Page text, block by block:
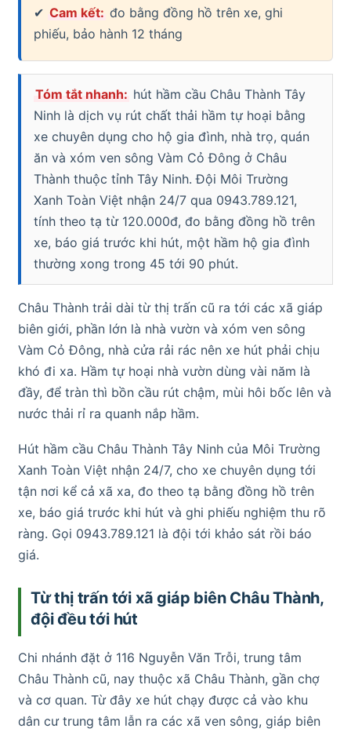
✔ Cam kết: đo bằng đồng hồ trên xe, ghi
phiếu, bảo hành 12 tháng
Tóm tắt nhanh: hút hầm cầu Châu Thành Tây
Ninh là dịch vụ rút chất thải hầm tự hoại bằng
xe chuyên dụng cho hộ gia đình, nhà trọ, quán
ăn và xóm ven sông Vàm Cỏ Đông ở Châu
Thành thuộc tỉnh Tây Ninh. Đội Môi Trường
Xanh Toàn Việt nhận 24/7 qua 0943.789.121,
tính theo tạ từ 120.000đ, đo bằng đồng hồ trên
xe, báo giá trước khi hút, một hầm hộ gia đình
thường xong trong 45 tới 90 phút.
Châu Thành trải dài từ thị trấn cũ ra tới các xã giáp
biên giới, phần lớn là nhà vườn và xóm ven sông
Vàm Cỏ Đông, nhà cửa rải rác nên xe hút phải chịu
khó đi xa. Hầm tự hoại nhà vườn dùng vài năm là
đầy, để tràn thì bồn cầu rút chậm, mùi hôi bốc lên và
nước thải rỉ ra quanh nắp hầm.
Hút hầm cầu Châu Thành Tây Ninh của Môi Trường
Xanh Toàn Việt nhận 24/7, cho xe chuyên dụng tới
tận nơi kể cả xã xa, đo theo tạ bằng đồng hồ trên
xe, báo giá trước khi hút và ghi phiếu nghiệm thu rõ
ràng. Gọi 0943.789.121 là đội tới khảo sát rồi báo
giá.
Từ thị trấn tới xã giáp biên Châu Thành,
đội đều tới hút
Chi nhánh đặt ở 116 Nguyễn Văn Trỗi, trung tâm
Châu Thành cũ, nay thuộc xã Châu Thành, gần chợ
và cơ quan. Từ đây xe hút chạy được cả vào khu
dân cư trung tâm lẫn ra các xã ven sông, giáp biên